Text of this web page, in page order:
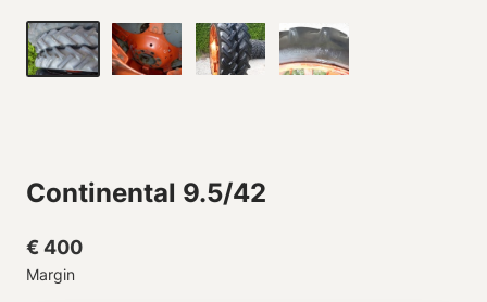
Continental 9.5/42
€ 400
Margin